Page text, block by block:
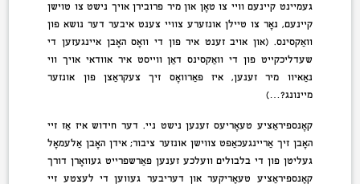
געמיינט קיינעם וויי צו טאָן און מיר פּרובירן אויך נישט צו טוישן
קיינעם, נאָר צו טיילן אונזערע צוויי צענט איבער דער נושא פון
וואַקסינס. (און אויב זענט איר פון די וואָס האָבן איינגעזען די
שעדליכקייט פון די וואַקסינס דאַן ווייסט איר אוודאי אויך ווי
נאַאיוו מיר זענען, איז פאַרוואָס זיך צעקראַצן פון אונזער
מיינונג?…)
קאָנספּיראַציע טעאָריעס זענען נישט ניי. דער חידוש איז אַז זיי
האָבן זיך אַריינגעכאַפּט צווישן אונזער ציבור; אידן האָבן אַלעמאָל
געליטן פון די בלבולים וועלכע זענען פאַרשפּרייט געוואָרן דורך
קאָנספּיראַציע טעאָריקער און דעריבער געווען די לעצטע זיי